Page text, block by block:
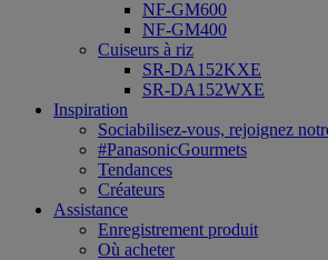
NF-GM600
NF-GM400
Cuiseurs à riz
SR-DA152KXE
SR-DA152WXE
Inspiration
Sociabilisez-vous, rejoignez
#PanasonicGourmets
Tendances
Créateurs
Assistance
Enregistrement produit
Où acheter